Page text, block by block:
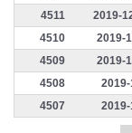
4511
2019-
4510
2019-
4509
2019-
4508
4507